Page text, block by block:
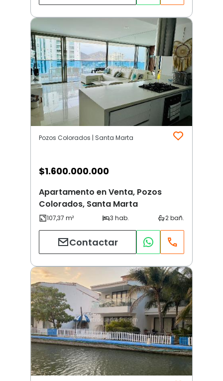
Pozos Colorados | Santa Marta
$1.600.000.000
Apartamento en Venta, Pozos
Colorados, Santa Marta
Contactar